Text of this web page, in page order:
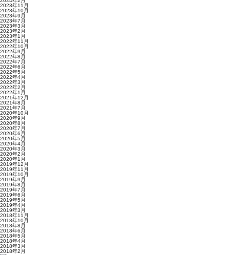
2023年11月
2023年10月
2023年9月
2023年7月
2023年3月
2023年2月
2023年1月
2022年11月
2022年10月
2022年9月
2022年8月
2022年7月
2022年6月
2022年5月
2022年4月
2022年3月
2022年2月
2022年1月
2021年12月
2021年8月
2021年7月
2020年10月
2020年9月
2020年8月
2020年7月
2020年6月
2020年5月
2020年4月
2020年3月
2020年2月
2020年1月
2019年12月
2019年11月
2019年10月
2019年9月
2019年8月
2019年7月
2019年6月
2019年5月
2019年4月
2019年3月
2018年11月
2018年10月
2018年8月
2018年6月
2018年5月
2018年4月
2018年3月
2018年2月